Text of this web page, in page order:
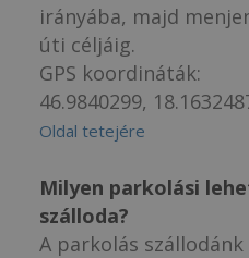
irányába, majd
úti céljáig.
GPS koordináták:
46.9840299,
Oldal tetejére
Milyen parkolási
szálloda?
A parkolás